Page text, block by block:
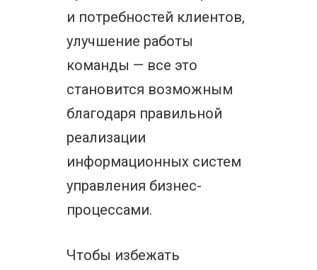
и потребностей клиентов,
улучшение работы
команды — все это
становится возможным
благодаря правильной
реализации
информационных систем
управления бизнес-
процессами.
Чтобы избежать